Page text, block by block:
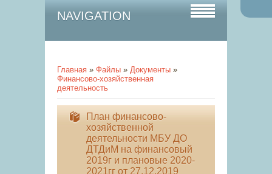
NAVIGATION
Главная » Файлы » Документы »
Финансово-хозяйственная
деятельность
План финансово-
хозяйственной
деятельности МБУ ДО
ДТДиМ на финансовый
2019г и плановые 2020-
2021гг от 27.12.2019